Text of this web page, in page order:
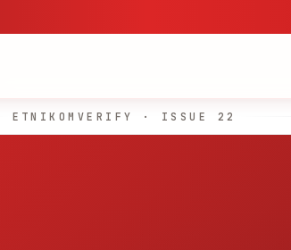
ETNIKOMVERIFY · ISSUE 22